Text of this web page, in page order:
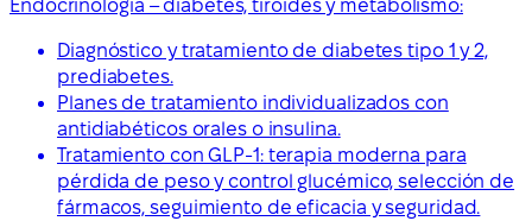
Endocrinología – diabetes, tiroides y metabolismo:
Diagnóstico y tratamiento de diabetes tipo 1 y 2,
prediabetes.
Planes de tratamiento individualizados con
antidiabéticos orales o insulina.
Tratamiento con GLP-1: terapia moderna para
pérdida de peso y control glucémico, selección de
fármacos, seguimiento de eficacia y seguridad.